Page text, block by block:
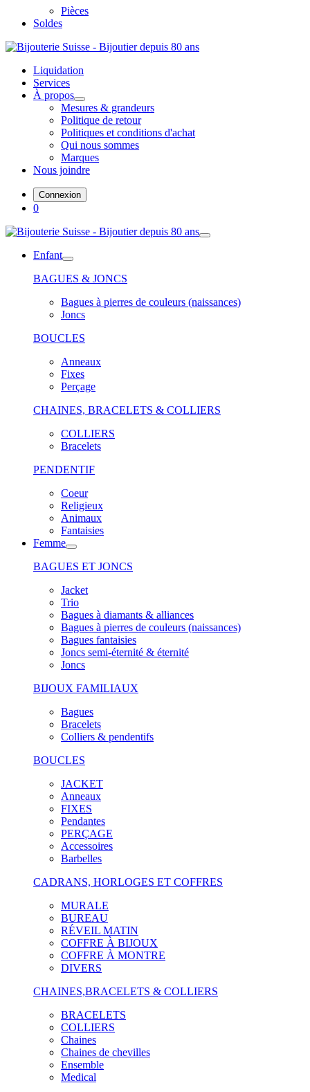
Pièces
Soldes
Liquidation
Services
À propos
Mesures & grandeurs
Politique de retour
Politiques et conditions d'achat
Qui nous sommes
Marques
Nous joindre
Connexion
0
Enfant
BAGUES & JONCS
Bagues à pierres de couleurs (naissances)
Joncs
BOUCLES
Anneaux
Fixes
Perçage
CHAINES, BRACELETS & COLLIERS
COLLIERS
Bracelets
PENDENTIF
Coeur
Religieux
Animaux
Fantaisies
Femme
BAGUES ET JONCS
Jacket
Trio
Bagues à diamants & alliances
Bagues à pierres de couleurs (naissances)
Bagues fantaisies
Joncs semi-éternité & éternité
Joncs
BIJOUX FAMILIAUX
Bagues
Bracelets
Colliers & pendentifs
BOUCLES
JACKET
Anneaux
FIXES
Pendantes
PERÇAGE
Accessoires
Barbelles
CADRANS, HORLOGES ET COFFRES
MURALE
BUREAU
RÉVEIL MATIN
COFFRE À BIJOUX
COFFRE À MONTRE
DIVERS
CHAINES,BRACELETS & COLLIERS
BRACELETS
COLLIERS
Chaines
Chaines de chevilles
Ensemble
Medical